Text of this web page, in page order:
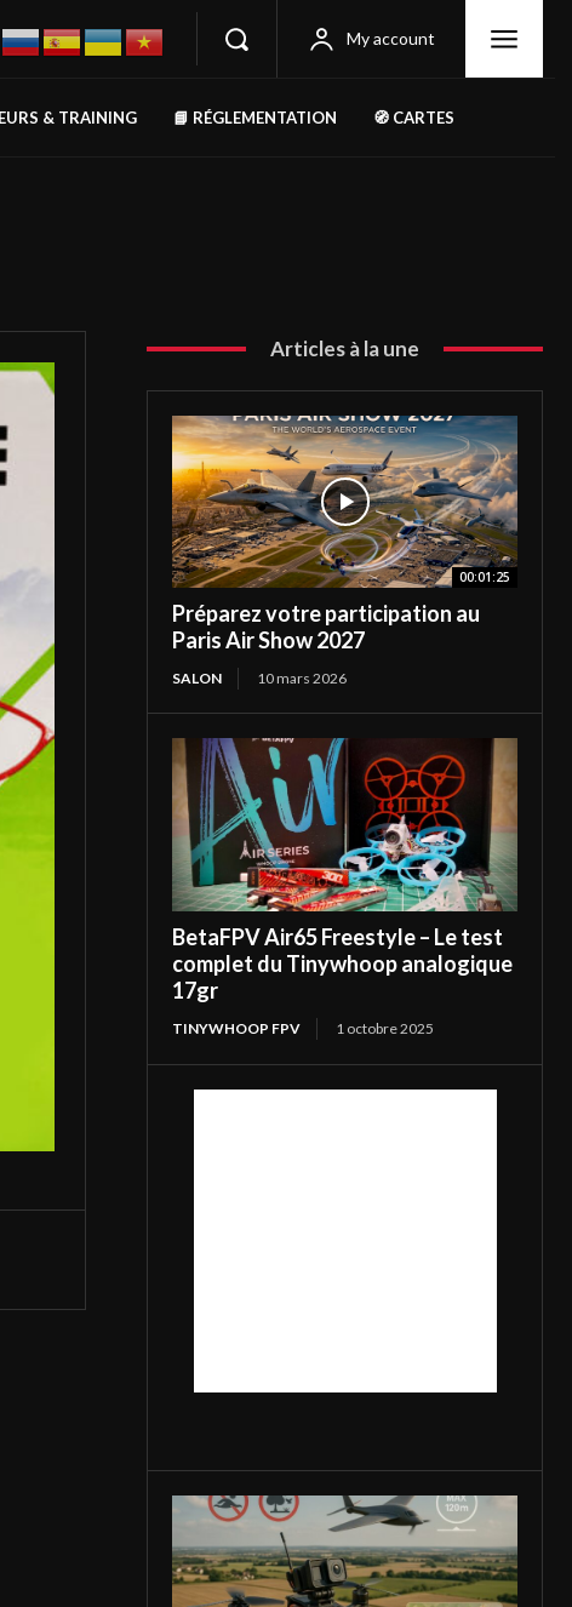
My account
& TRAINING 📘 RÉGLEMENTATION 🧭 CARTES
Articles à la une
00:01:25
Préparez votre participation au
Paris Air Show 2027
SALON 10 mars 2026
BetaFPV Air65 Freestyle – Le test
complet du Tinywhoop analogique
17gr
TINYWHOOP FPV 1 octobre 2025